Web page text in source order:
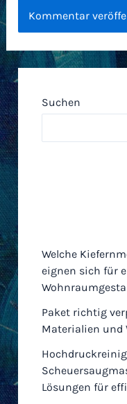
Suchen
Welche
eignen sich für
Paket richtig
Materialien und
Lösungen für